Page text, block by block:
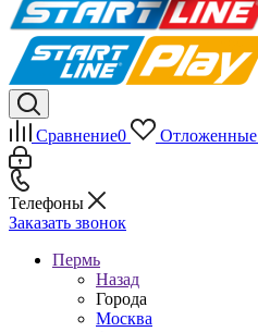
Сравнение0 Отложенные
Телефоны
Заказать звонок
Пермь
Назад
Города
Москва